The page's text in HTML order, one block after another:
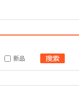
新品